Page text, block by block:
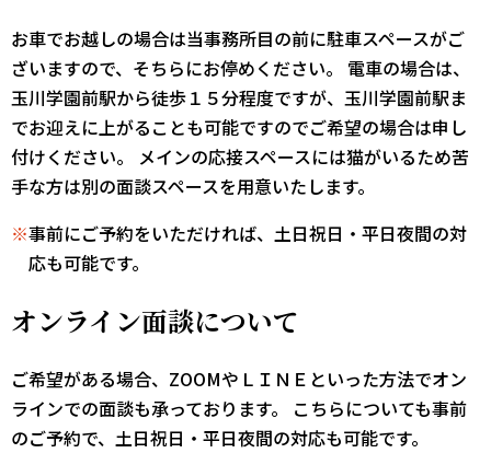
お車でお越しの場合は当事務所目の前に駐車スペースがご
ざいますので、そちらにお停めください。 電車の場合は、
玉川学園前駅から徒歩１５分程度ですが、玉川学園前駅ま
でお迎えに上がることも可能ですのでご希望の場合は申し
付けください。 メインの応接スペースには猫がいるため苦
手な方は別の面談スペースを用意いたします。
※事前にご予約をいただければ、土日祝日・平日夜間の対
応も可能です。
オンライン面談について
ご希望がある場合、ZOOMやＬＩＮＥといった方法でオン
ラインでの面談も承っております。 こちらについても事前
のご予約で、土日祝日・平日夜間の対応も可能です。